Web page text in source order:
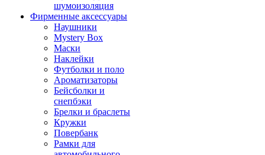
шумоизоляция
Фирменные аксессуары
Наушники
Mystery Box
Маски
Наклейки
Футболки и поло
Ароматизаторы
Бейсболки и
снепбэки
Брелки и браслеты
Кружки
Повербанк
Рамки для